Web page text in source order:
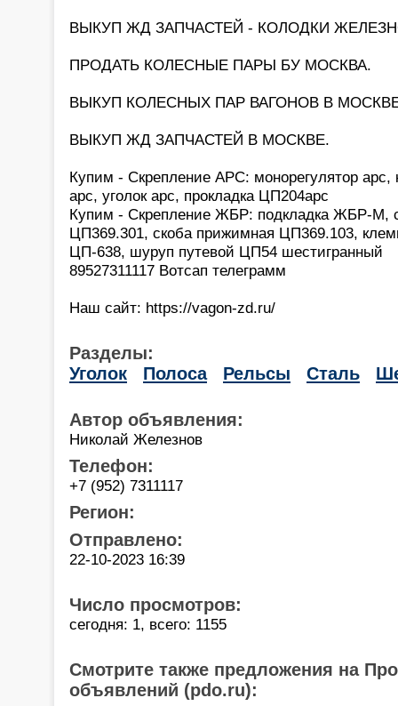
ВЫКУП ЖД ЗАПЧАСТЕЙ - КОЛОДКИ
ПРОДАТЬ КОЛЕСНЫЕ ПАРЫ БУ МОСКВА.
ВЫКУП КОЛЕСНЫХ ПАР ВАГОНОВ В
ВЫКУП ЖД ЗАПЧАСТЕЙ В МОСКВЕ.
Купим - Скрепление АРС: монорегулятор
арс, уголок арс, прокладка ЦП204арс
Купим - Скрепление ЖБР: подкладка ЖБР-М,
ЦП369.301, скоба прижимная ЦП369.103,
ЦП-638, шуруп путевой ЦП54 шестигранный
89527311117 Вотсап телеграмм
Наш сайт: https://vagon-zd.ru/
Разделы:
Уголок
Полоса Рельсы Сталь
Автор объявления:
Николай Железнов
Телефон:
+7 (952) 7311117
Регион:
Отправлено:
22-10-2023 16:39
Число просмотров:
сегодня: 1, всего: 1155
Смотрите также предложения на
объявлений (pdo.ru):